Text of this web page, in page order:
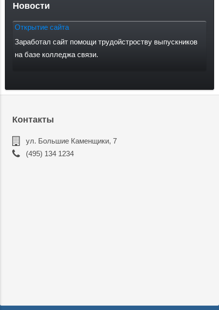
Новости
Открытие сайта
Заработал сайт помощи трудойстроству выпускников
на базе колледжа связи.
Контакты
ул. Большие Каменщики, 7
(495) 134 1234